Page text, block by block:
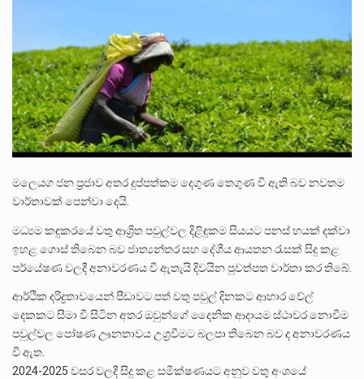
මේ, දන්නා හඳුනන ලියන්නකුගේ නන්නාඳුනන අඩවියක සැරිසරා ලද ආස්වාදනීය මොහොතක සිංහාවලෝකනයකි .කෙටි කවියක දිගු බර…
වත්මන් ආණ්ඩුවේ ප්‍රධාන පාර්ශවකරුවා වන ජනතා විමුක්ති පෙරමුණේ කාලයක පටන් තිබුණු ප්‍රධාන සටන් පාඨයක් වූවේ…
මලෙයග ජන ප්‍රජාව අතර දුප්පත්කම දෙගුණ තෙගුණ වී ඇති බව නවතම
වාර්තාවක් පෙන්වා දෙයි.
මධ්‍යම කඳුකරයේ වතු ආශ්‍රිත පවුල්වල දිළිඳුකම සියයට පනස් හයක් දක්වා
ඉහළ ගොස් තිබෙන බව ජාත්‍යන්තර සහ දේශීය ආයතන රැසක් සිදු කළ
පර්යේෂණ වලදී අනාවරණය වී ඇතැයි දිවයින පුවත්පත වාර්තා කර තිබේ.
ආර්ථික දරිද්‍රතාවයෙන් පීඩාවට පත් වතු පවුල් දිනකට ආහාර වේල්
දෙකකට සීමා වී සිටින අතර ඔවුන්ගේ දෛනික ආදායම ස්ථාවර නොවීම
පවුල්වල පෝෂණ ඌනතාවය උග්‍රවීමට බලපා තිබෙන බව ද අනාවරණය
වී ඇත.
2024-2025 වසර වලදී සිදු කළ සමීක්ෂණයට අනුව වතු අංශයේ